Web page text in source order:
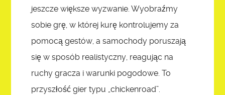
jeszcze większe wyzwanie. Wyobraźmy
sobie grę, w której kurę kontrolujemy za
pomocą gestów, a samochody poruszają
się w sposób realistyczny, reagując na
ruchy gracza i warunki pogodowe. To
przyszłość gier typu „chickenroad”.